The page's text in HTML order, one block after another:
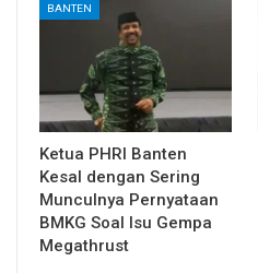
BANTEN
Ketua PHRI Banten
Kesal dengan Sering
Munculnya Pernyataan
BMKG Soal Isu Gempa
Megathrust